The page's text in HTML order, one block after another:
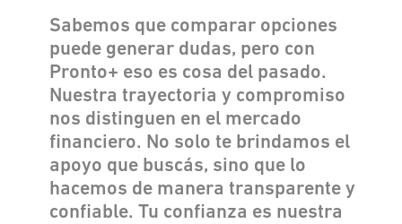
Sabemos que comparar opciones
puede generar dudas, pero con
Pronto+ eso es cosa del pasado.
Nuestra trayectoria y compromiso
nos distinguen en el mercado
financiero. No solo te brindamos el
apoyo que buscás, sino que lo
hacemos de manera transparente y
confiable. Tu confianza es nuestra